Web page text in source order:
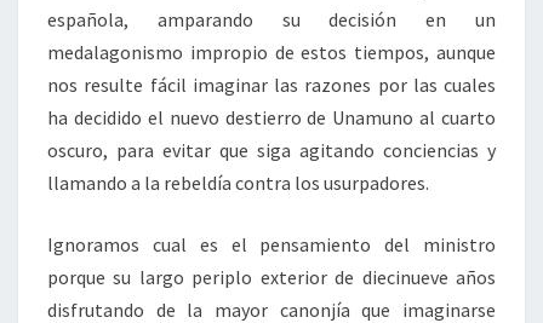
española, amparando su decisión en un
medalagonismo impropio de estos tiempos, aunque
nos resulte fácil imaginar las razones por las cuales
ha decidido el nuevo destierro de Unamuno al cuarto
oscuro, para evitar que siga agitando conciencias y
llamando a la rebeldía contra los usurpadores.
Ignoramos cual es el pensamiento del ministro
porque su largo periplo exterior de diecinueve años
disfrutando de la mayor canonjía que imaginarse